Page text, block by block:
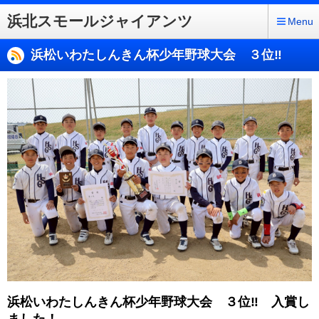
浜北スモールジャイアンツ Menu
浜松いわたしんきん杯少年野球大会 ３位‼
浜松いわたしんきん杯少年野球大会 ３位‼ 入賞し